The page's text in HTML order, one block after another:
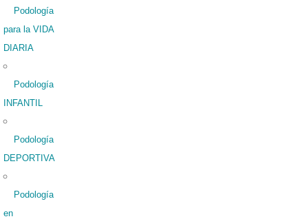
Podología
para la VIDA
DIARIA
Podología
INFANTIL
Podología
DEPORTIVA
Podología
en